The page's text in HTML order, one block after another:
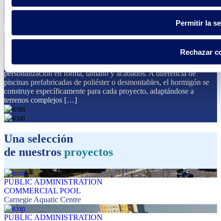
Permitir la
Rechazar
átomos y uno de los oxidantes más potentes que se utilizan en el
tratamiento del agua. En el contexto de las piscinas, se emplea para
oxidar materia orgánica, inactivar microorganismos […]
Piscinas de hormigón: guía completa de tipos, construcción y costes
de hormigón son estructuras permanentes construidas in-situ o con
paneles prefabricados de hormigón armado, ofreciendo máxima
personalización en forma, tamaño y acabados. A diferencia de
piscinas prefabricadas de poliéster o desmontables, el hormigón se
construye específicamente para cada proyecto, adaptándose a
terrenos complejos […]
Una selección
de nuestros proyectos
PUBLIC ADMINISTRATION
COMMERCIAL POOL
Carnegie Aquatic Centre
PUBLIC ADMINISTRATION